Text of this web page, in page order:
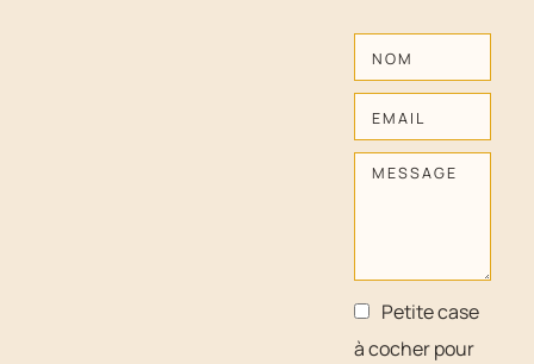
Petite case
à cocher pour